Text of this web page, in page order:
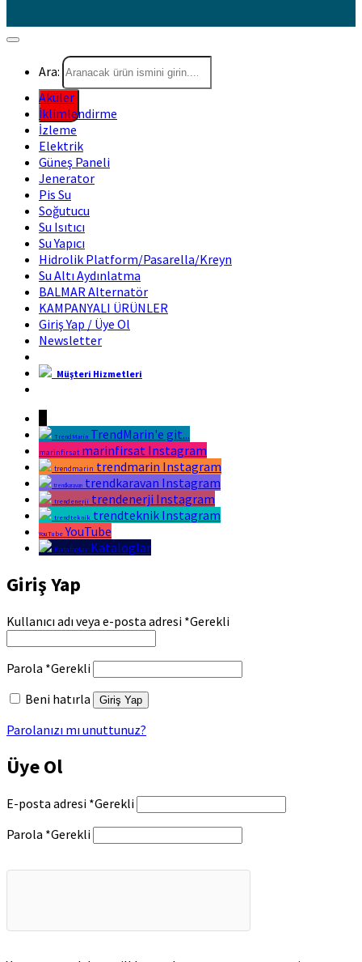
Ara:
Aküler
İklimlendirme
İzleme
Elektrik
Güneş Paneli
Jenerator
Pis Su
Soğutucu
Su Isıtıcı
Su Yapıcı
Hidrolik Platform/Pasarella/Kreyn
Su Altı Aydınlatma
BALMAR Alternatör
KAMPANYALI ÜRÜNLER
Giriş Yap / Üye Ol
Newsletter
Müşteri Hizmetleri
TrendMarin TrendMarin'e git...
marinfirsat marinfirsat Instagram
trendmarin trendmarin Instagram
trendkaravan trendkaravan Instagram
trendenerji trendenerji Instagram
trendteknik trendteknik Instagram
YouTube YouTube
Kataloglar Kataloglar
Giriş Yap
Kullanıcı adı veya e-posta adresi *Gerekli
Parola *Gerekli
Beni hatırla
Giriş Yap
Parolanızı mı unuttunuz?
Üye Ol
E-posta adresi *Gerekli
Parola *Gerekli